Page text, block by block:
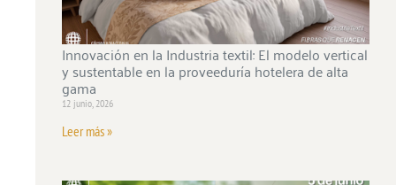
Innovación en la Industria textil: El modelo vertical
y sustentable en la proveeduría hotelera de alta
gama
12 junio, 2026
Leer más »